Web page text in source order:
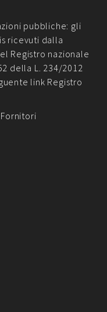
pubbliche: gli
ricevuti dalla
Registro nazionale
della L. 234/2012
link Registro